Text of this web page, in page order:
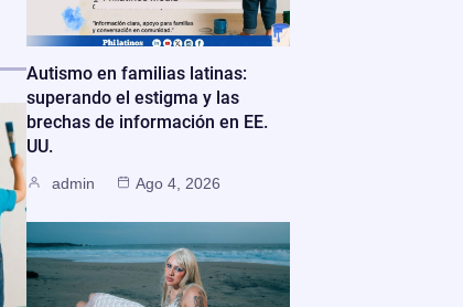
Autismo en familias latinas:
superando el estigma y las
brechas de información en EE.
UU.
admin Ago 4, 2026